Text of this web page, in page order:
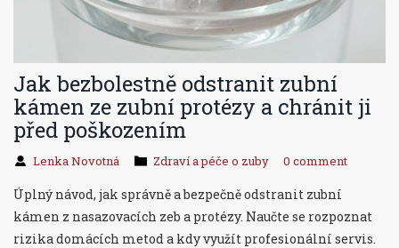
Jak bezbolestně odstranit zubní
kámen ze zubní protézy a chránit ji
před poškozením
Lenka Novotná Zdraví a péče o zuby 0 comment
Úplný návod, jak správně a bezpečně odstranit zubní
kámen z nasazovacích zeb a protézy. Naučte se rozpoznat
rizika domácích metod a kdy využít profesionální servis.